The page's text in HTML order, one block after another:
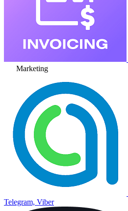
Marketing
Telegram, Viber